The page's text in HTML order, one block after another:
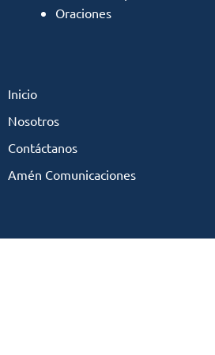
Oraciones
Inicio
Nosotros
Contáctanos
Amén Comunicaciones